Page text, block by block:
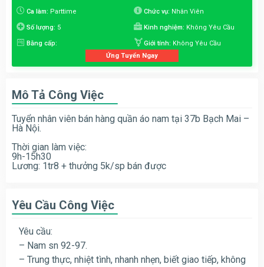
Ca làm: Parttime Chức vụ: Nhân Viên
Số lượng: 5 Kinh nghiệm: Không Yêu Cầu
Bằng cấp: Giới tính: Không Yêu Cầu
Ứng Tuyển Ngay
Mô Tả Công Việc
Tuyển nhân viên bán hàng quần áo nam tại 37b Bạch Mai –
Hà Nội.
Thời gian làm việc:
9h-15h30
Lương: 1tr8 + thưởng 5k/sp bán được
Yêu Cầu Công Việc
Yêu cầu:
– Nam sn 92-97.
– Trung thực, nhiệt tình, nhanh nhẹn, biết giao tiếp, không